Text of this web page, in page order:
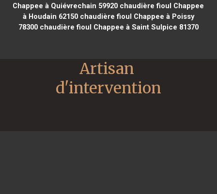
Chappee à Quiévrechain 59920 chaudière fioul Chappee
à Houdain 62150chaudière fioul Chappee à Poissy
78300chaudière fioul Chappee à Saint Sulpice 81370
Artisan
d'intervention